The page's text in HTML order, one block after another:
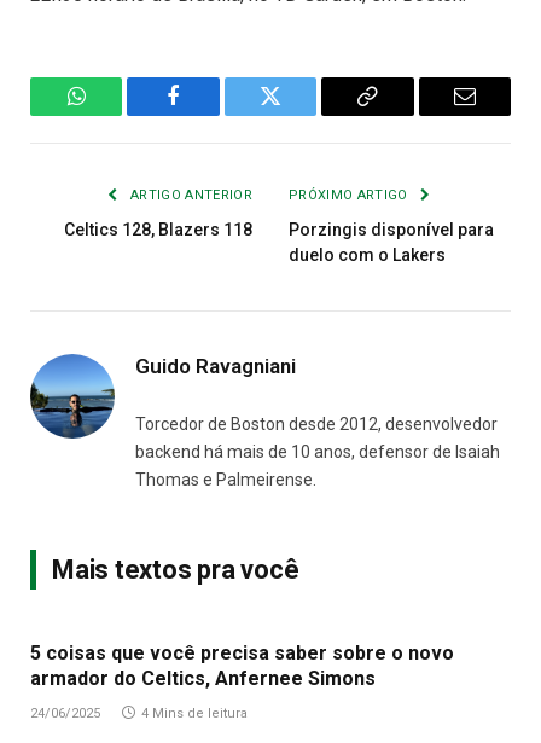
WhatsAppFacebook Twitter
Copiar
E-
ARTIGO ANTERIOR
Celtics 128, Blazers 118
PRÓXIMO ARTIGO
Porzingis disponível para
duelo com o Lakers
Guido Ravagniani
Torcedor de Boston desde 2012, desenvolvedor
backend há mais de 10 anos, defensor de Isaiah
Thomas e Palmeirense.
Mais textos pra você
5 coisas que você precisa saber sobre o novo
armador do Celtics, Anfernee Simons
24/06/2025 4 Mins de leitura